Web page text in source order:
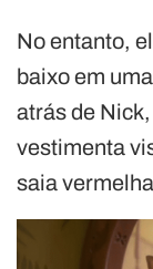
No entanto,
baixo em uma
atrás de
vestimenta
saia